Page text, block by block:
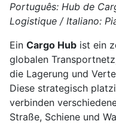
Português: Hub de
Logistique / Italiano:
Ein Cargo Hub ist ein
globalen
die Lagerung und
Diese strategisch
verbinden
Straße, Schiene und